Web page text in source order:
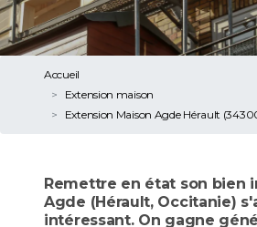
Accueil
Extension maison
Extension Maison Agde Hérault
Remettre en état son bien
Agde (Hérault, Occitanie)
intéressant. On gagne